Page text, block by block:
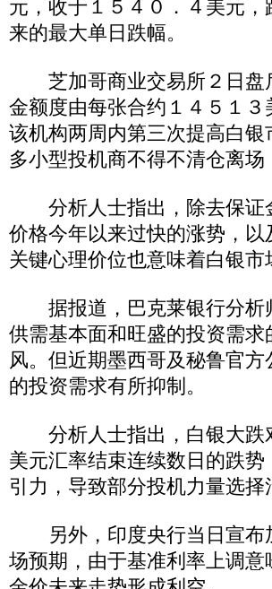
元，收于１５４０．４美元
来的最大单日跌幅。
芝加哥商业交易所２日盘
金额度由每张合约１４５１
该机构两周内第三次提高白
多小型投机商不得不清仓离
分析人士指出，除去保证
价格今年以来过快的涨势，
关键心理价位也意味着白银
据报道，巴克莱银行分析
供需基本面和旺盛的投资需
风。但近期墨西哥及秘鲁官
的投资需求有所抑制。
分析人士指出，白银大跌
美元汇率结束连续数日的跌
引力，导致部分投机力量选择
另外，印度央行当日宣布
场预期，由于基准利率上调